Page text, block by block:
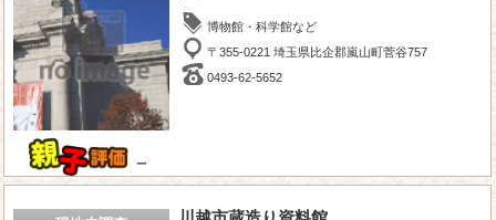
－
博物館・科学館など
〒355-0221 埼玉県比企郡嵐山町菅谷757
0493-62-5652